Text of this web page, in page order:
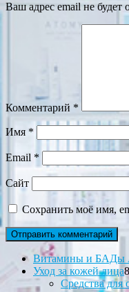
Ваш адрес email не будет
Комментарий *
Имя *
Email *
Сайт
Сохранить моё имя,
Витамины и БАДы
Уход за кожей лица
Средства